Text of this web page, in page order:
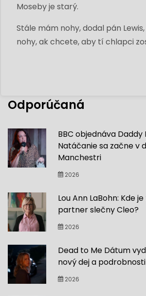
Moseby je starý.
Stále mám nohy, dodal pán
nohy, ak chcete, aby tí chlapci
Odporúčaná
BBC objednáva Daddy
Natáčanie sa začne v
Manchestri
2026
Lou Ann LaBohn: Kde
partner slečny Cleo?
2026
Dead to Me Dátum
nový dej a
2026